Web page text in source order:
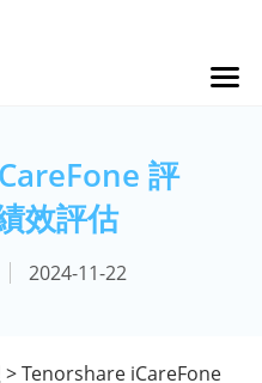
評
效評估
2024-11-22
> Tenorshare iCareFone